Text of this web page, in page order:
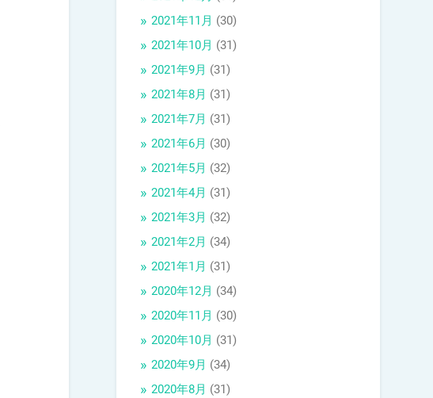
2021年11月 (30)
2021年10月 (31)
2021年9月 (31)
2021年8月 (31)
2021年7月 (31)
2021年6月 (30)
2021年5月 (32)
2021年4月 (31)
2021年3月 (32)
2021年2月 (34)
2021年1月 (31)
2020年12月 (34)
2020年11月 (30)
2020年10月 (31)
2020年9月 (34)
2020年8月 (31)